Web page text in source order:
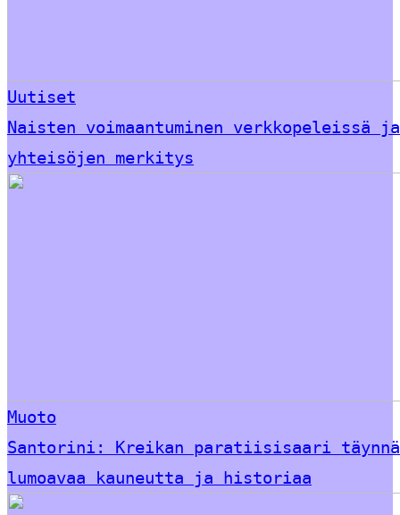
Uutiset
Naisten voimaantuminen verkkopeleissä ja
yhteisöjen merkitys
Muoto
Santorini: Kreikan paratiisisaari täynnä
lumoavaa kauneutta ja historiaa